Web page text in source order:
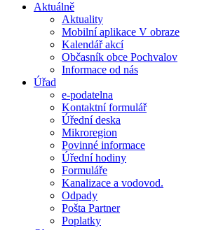
Aktuálně
Aktuality
Mobilní aplikace V obraze
Kalendář akcí
Občasník obce Pochvalov
Informace od nás
Úřad
e-podatelna
Kontaktní formulář
Úřední deska
Mikroregion
Povinné informace
Úřední hodiny
Formuláře
Kanalizace a vodovod.
Odpady
Pošta Partner
Poplatky